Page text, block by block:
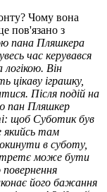
Чому вона
пов'язано з
пана Пляшкера
час керувався
Він
цікаву іграшку,
Після подій на
пан Пляшкер
щоб Суботик був
якийсь там
в суботу,
може бути
його бажання